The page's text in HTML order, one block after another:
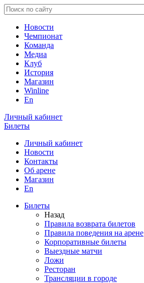
Новости
Чемпионат
Команда
Медиа
Клуб
История
Магазин
Winline
En
Личный кабинет
Билеты
Личный кабинет
Новости
Контакты
Об арене
Магазин
En
Билеты
Назад
Правила возврата билетов
Правила поведения на арене
Корпоративные билеты
Выездные матчи
Ложи
Ресторан
Трансляции в городе